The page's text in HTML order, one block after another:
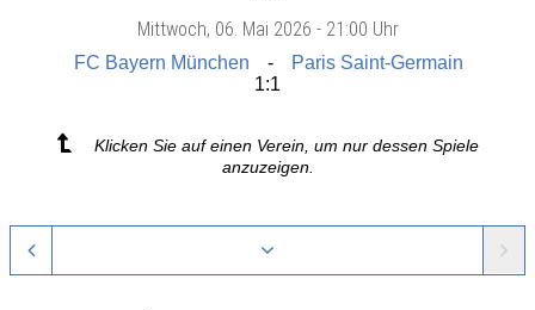
Mittwoch, 06. Mai 2026 - 21:00 Uhr
FC Bayern München
Paris Saint-Germain
1:1
Klicken Sie auf einen Verein, um nur dessen Spiele
anzuzeigen.